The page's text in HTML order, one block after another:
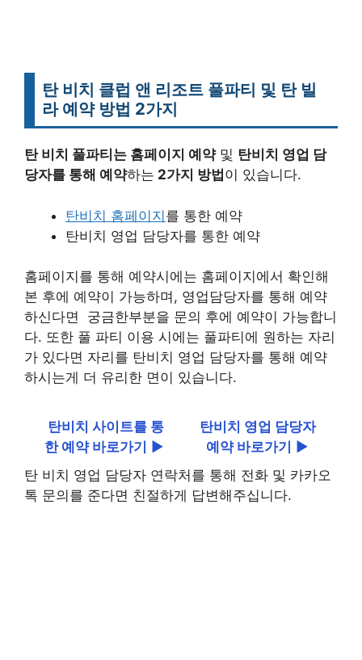
탄 비치 클럽 앤 리조트 풀파티 및 탄 빌
라 예약 방법 2가지
탄 비치 풀파티는 홈페이지 예약및 탄비치 영업 담
당자를 통해 예약하는 2가지 방법 이 있습니다.
탄비치 홈페이지를 통한 예약
탄비치 영업 담당자를 통한 예약
홈페이지를 통해 예약시에는 홈페이지에서 확인해
본 후에 예약이 가능하며, 영업담당자를 통해 예약
하신다면 궁금한부분을 문의 후에 예약이 가능합니
다. 또한 풀 파티 이용 시에는 풀파티에 원하는 자리
가 있다면 자리를 탄비치 영업 담당자를 통해 예약
하시는게 더 유리한 면이 있습니다.
탄비치 사이트를 통
한 예약 바로가기 ▶
탄비치 영업 담당자
예약 바로가기 ▶
탄 비치 영업 담당자 연락처를 통해 전화 및 카카오
톡 문의를 준다면 친절하게 답변해주십니다.